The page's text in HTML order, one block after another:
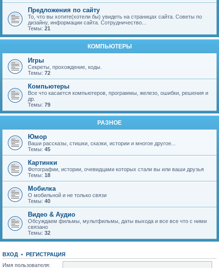
Предложения по сайту
То, что вы хотите(хотели бы) увидеть на страницах сайта. Советы по
дизайну, информации сайта. Сотрудничество...
Темы: 21
КОМПЬЮТЕРЫ
Игры
Секреты, прохождение, коды.
Темы: 72
Компьютеры
Все что касается компьютеров, программы, железо, ошибки, решения и
др.
Темы: 79
РАЗНОЕ
Юмор
Ваши рассказы, стишки, сказки, истории и многое другое...
Темы: 45
Картинки
Фотографии, истории, очевидцами которых стали вы или ваши друзья
Темы: 18
Мобилка
О мобильной и не только связи
Темы: 40
Видео & Аудио
Обсуждаем фильмы, мультфильмы, даты выхода и все все что с ними
связано
Темы: 32
ВХОД • РЕГИСТРАЦИЯ
Имя пользователя: